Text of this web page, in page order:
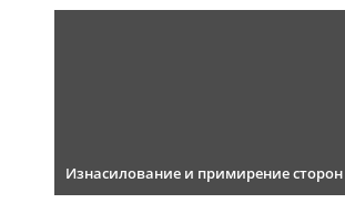
Изнасилование и примирение сторон